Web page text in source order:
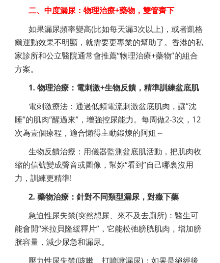
二、中度漏尿：物理治療+藥物，雙管齊下
如果漏尿頻率變高(比如每天漏3次以上)，或者凱格
爾運動效果不明顯，就需要更專業的幫助了。香港的私
家診所和公立醫院通常會推薦“物理治療+藥物”的組合
方案。
1. 物理治療：電刺激+生物反饋，精準訓練盆底肌
電刺激療法：通過低頻電流刺激盆底肌肉，讓“沈
睡”的肌肉“醒過來”，增強控尿能力。每周做2-3次，12
次為壹個療程，適合懶得主動鍛煉的阿姐～
生物反饋治療：用儀器監測盆底肌活動，把肌肉收
縮的信號變成聲音或圖像，幫妳“看到”自己哪裏沒用
力，訓練更精準!
2. 藥物治療：針對不同類型漏尿，對癥下藥
急迫性尿失禁(突然想尿、來不及去廁所)：醫生可
能會開“米拉貝隆緩釋片”，它能松弛膀胱肌肉，增加膀
胱容量，減少尿急和漏尿。
壓力性尿失禁(咳嗽、打噴嚏漏尿)：如果是絕經後